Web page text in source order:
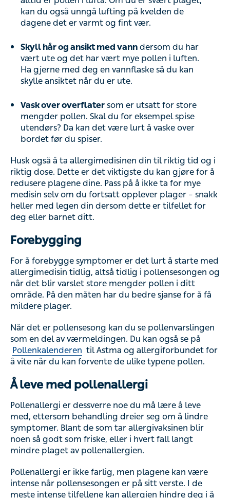
kan du også unngå lufting på kvelden de
dagene det er varmt og fint vær.
Skyll hår og ansikt med vann dersom du har
vært ute og det har vært mye pollen i luften.
Ha gjerne med deg en vannflaske så du kan
skylle ansiktet når du er ute.
Vask over overflater som er utsatt for store
mengder pollen. Skal du for eksempel spise
utendørs? Da kan det være lurt å vaske over
bordet før du spiser.
Husk også å ta allergimedisinen din til riktig tid og i
riktig dose. Dette er det viktigste du kan gjøre for å
redusere plagene dine. Pass på å ikke ta for mye
medisin selv om du fortsatt opplever plager – snakk
heller med legen din dersom dette er tilfellet for
deg eller barnet ditt.
Forebygging
For å forebygge symptomer er det lurt å starte med
allergimedisin tidlig, altså tidlig i pollensesongen og
når det blir varslet store mengder pollen i ditt
område. På den måten har du bedre sjanse for å få
mildere plager.
Når det er pollensesong kan du se pollenvarslingen
som en del av værmeldingen. Du kan også se på
Pollenkalenderen til Astma og allergiforbundet for
å vite når du kan forvente de ulike typene pollen.
Å leve med pollenallergi
Pollenallergi er dessverre noe du må lære å leve
med, ettersom behandling dreier seg om å lindre
symptomer. Blant de som tar allergivaksinen blir
noen så godt som friske, eller i hvert fall langt
mindre plaget av pollenallergien.
Pollenallergi er ikke farlig, men plagene kan være
intense når pollensesongen er på sitt verste. I de
meste intense tilfellene kan allergien hindre deg i å